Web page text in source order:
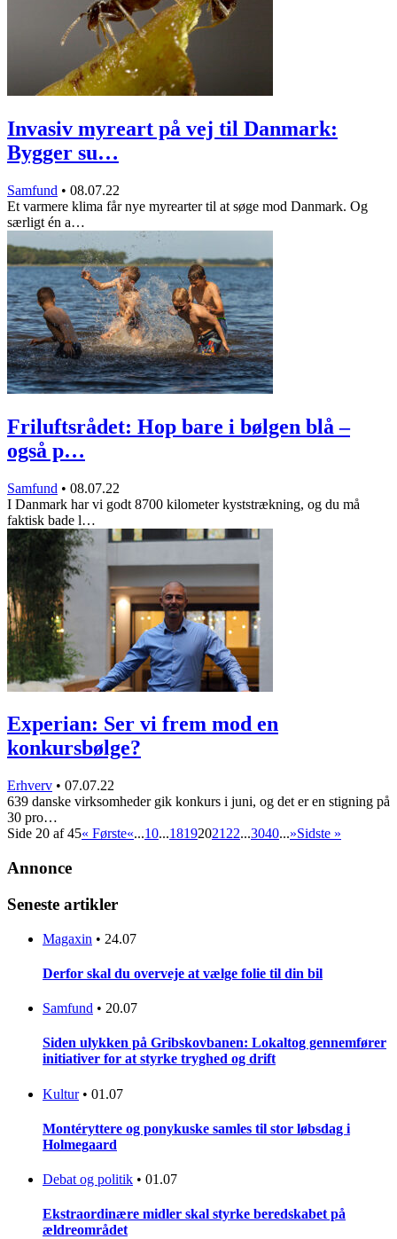
Invasiv myreart på vej til Danmark:
Bygger su…
Samfund • 08.07.22
Et varmere klima får nye myrearter til at søge mod Danmark. Og
særligt én a…
Friluftsrådet: Hop bare i bølgen blå –
også p…
Samfund • 08.07.22
I Danmark har vi godt 8700 kilometer kyststrækning, og du må
faktisk bade l…
Experian: Ser vi frem mod en
konkursbølge?
Erhverv • 07.07.22
639 danske virksomheder gik konkurs i juni, og det er en stigning på
30 pro…
Side 20 af 45« Første«...10...18192021 22...3040...»Sidste »
Annonce
Seneste artikler
Magaxin • 24.07
Derfor skal du overveje at vælge folie til din bil
Samfund • 20.07
Siden ulykken på Gribskovbanen: Lokaltog gennemfører
initiativer for at styrke tryghed og drift
Kultur • 01.07
Montéryttere og ponykuske samles til stor løbsdag i
Holmegaard
Debat og politik • 01.07
Ekstraordinære midler skal styrke beredskabet på
ældreområdet